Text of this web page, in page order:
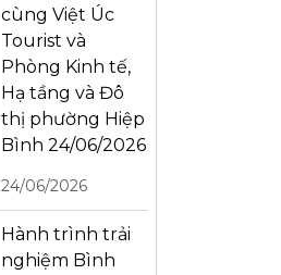
cùng Việt Úc
Tourist và
Phòng Kinh tế,
Hạ tầng và Đô
thị phường Hiệp
Bình 24/06/2026
24/06/2026
Hành trình trải
nghiệm Bình